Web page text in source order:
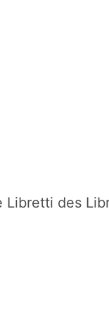
Libretti des